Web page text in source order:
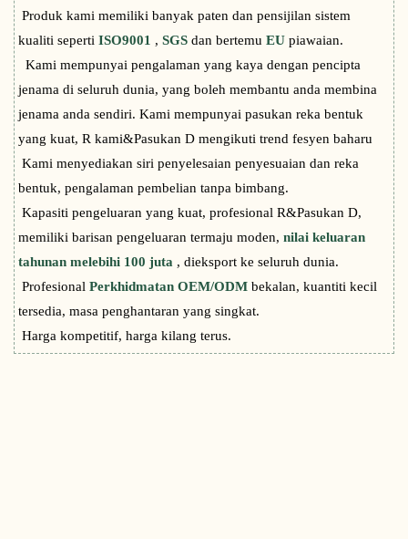
Produk kami memiliki banyak paten dan pensijilan sistem
kualiti sepertiISO9001 ,SGSdan bertemuEUpiawaian.
Kami mempunyai pengalaman yang kaya dengan pencipta
jenama di seluruh dunia, yang boleh membantu anda membina
jenama anda sendiri. Kami mempunyai pasukan reka bentuk
yang kuat, R kami&Pasukan D mengikuti trend fesyen baharu
Kami menyediakan siri penyelesaian penyesuaian dan reka
bentuk, pengalaman pembelian tanpa bimbang.
Kapasiti pengeluaran yang kuat, profesional R&Pasukan D,
memiliki barisan pengeluaran termaju moden,nilai keluaran
tahunan melebihi 100 juta , dieksport ke seluruh dunia.
ProfesionalPerkhidmatan OEM/ODMbekalan, kuantiti kecil
tersedia, masa penghantaran yang singkat.
Harga kompetitif, harga kilang terus.